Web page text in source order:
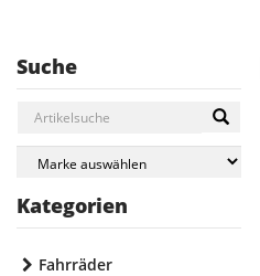
Suche
Kategorien
Fahrräder